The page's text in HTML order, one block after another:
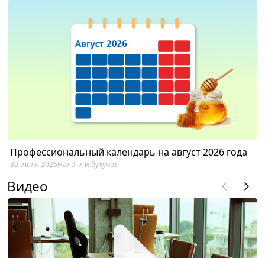
Профессиональный календарь на август 2026 года
30 июля 2026Налоги и бухучет
Видео